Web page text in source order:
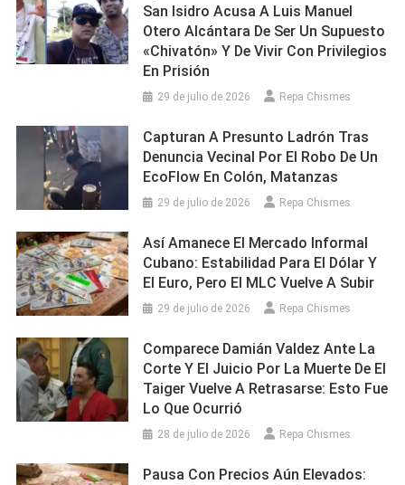
San Isidro Acusa A Luis Manuel
Otero Alcántara De Ser Un Supuesto
«chivatón» Y De Vivir Con Privilegios
En Prisión
29 de julio de 2026 Repa Chismes
Capturan A Presunto Ladrón Tras
Denuncia Vecinal Por El Robo De Un
EcoFlow En Colón, Matanzas
29 de julio de 2026 Repa Chismes
Así Amanece El Mercado Informal
Cubano: Estabilidad Para El Dólar Y
El Euro, Pero El MLC Vuelve A Subir
29 de julio de 2026 Repa Chismes
Comparece Damián Valdez Ante La
Corte Y El Juicio Por La Muerte De El
Taiger Vuelve A Retrasarse: Esto Fue
Lo Que Ocurrió
28 de julio de 2026 Repa Chismes
Pausa Con Precios Aún Elevados: